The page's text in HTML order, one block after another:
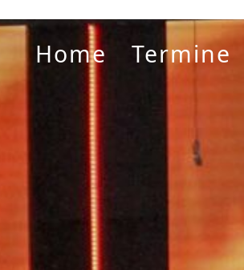
Home Termine